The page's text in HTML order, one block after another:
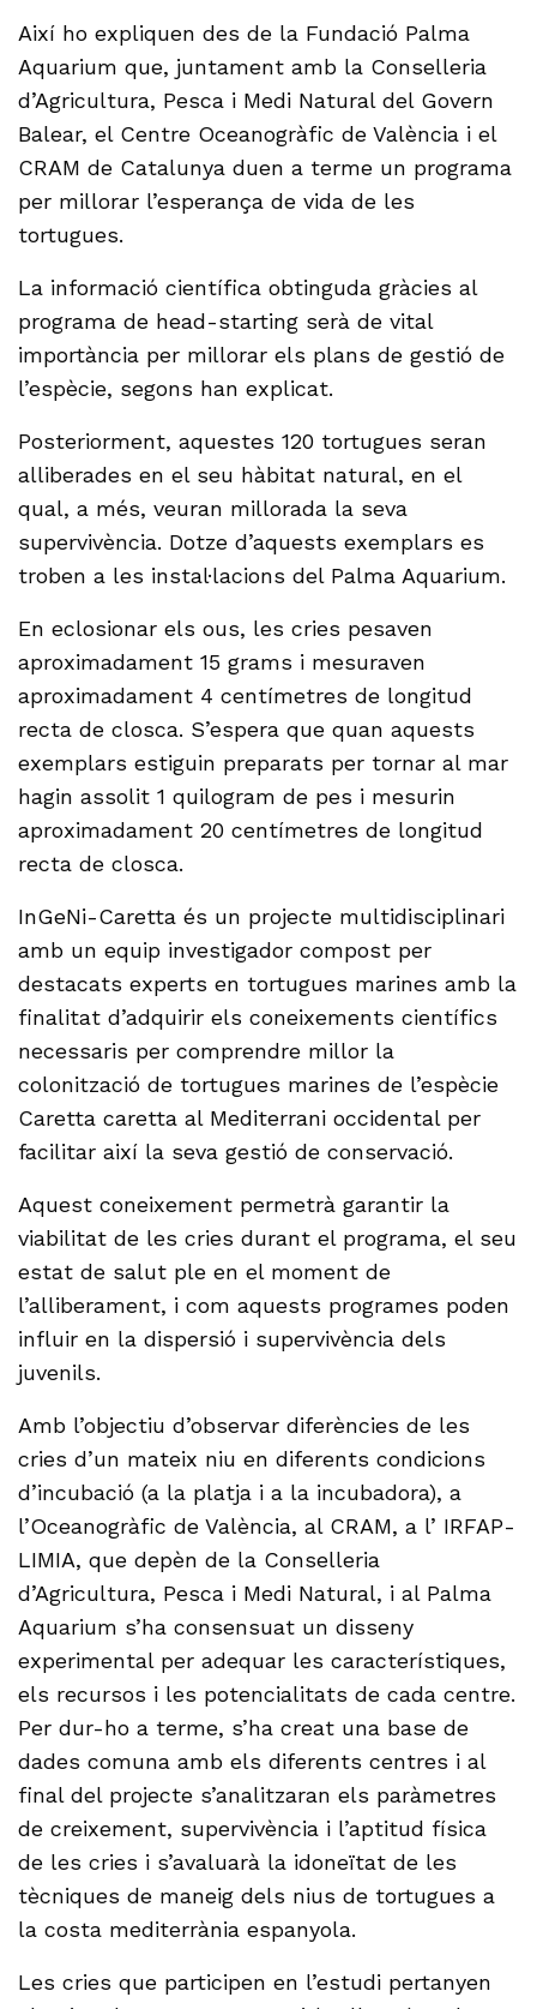
Així ho expliquen des de la Fundació Palma
Aquarium que, juntament amb la Conselleria
d’Agricultura, Pesca i Medi Natural del Govern
Balear, el Centre Oceanogràfic de València i el
CRAM de Catalunya duen a terme un programa
per millorar l’esperança de vida de les
tortugues.
La informació científica obtinguda gràcies al
programa de head-starting serà de vital
importància per millorar els plans de gestió de
l’espècie, segons han explicat.
Posteriorment, aquestes 120 tortugues seran
alliberades en el seu hàbitat natural, en el
qual, a més, veuran millorada la seva
supervivència. Dotze d’aquests exemplars es
troben a les instal·lacions del Palma Aquarium.
En eclosionar els ous, les cries pesaven
aproximadament 15 grams i mesuraven
aproximadament 4 centímetres de longitud
recta de closca. S’espera que quan aquests
exemplars estiguin preparats per tornar al mar
hagin assolit 1 quilogram de pes i mesurin
aproximadament 20 centímetres de longitud
recta de closca.
InGeNi-Caretta és un projecte multidisciplinari
amb un equip investigador compost per
destacats experts en tortugues marines amb la
finalitat d’adquirir els coneixements científics
necessaris per comprendre millor la
colonització de tortugues marines de l’espècie
Caretta caretta al Mediterrani occidental per
facilitar així la seva gestió de conservació.
Aquest coneixement permetrà garantir la
viabilitat de les cries durant el programa, el seu
estat de salut ple en el moment de
l’alliberament, i com aquests programes poden
influir en la dispersió i supervivència dels
juvenils.
Amb l’objectiu d’observar diferències de les
cries d’un mateix niu en diferents condicions
d’incubació (a la platja i a la incubadora), a
l’Oceanogràfic de València, al CRAM, a l’ IRFAP-
LIMIA, que depèn de la Conselleria
d’Agricultura, Pesca i Medi Natural, i al Palma
Aquarium s’ha consensuat un disseny
experimental per adequar les característiques,
els recursos i les potencialitats de cada centre.
Per dur-ho a terme, s’ha creat una base de
dades comuna amb els diferents centres i al
final del projecte s’analitzaran els paràmetres
de creixement, supervivència i l’aptitud física
de les cries i s’avaluarà la idoneïtat de les
tècniques de maneig dels nius de tortugues a
la costa mediterrània espanyola.
Les cries que participen en l’estudi pertanyen